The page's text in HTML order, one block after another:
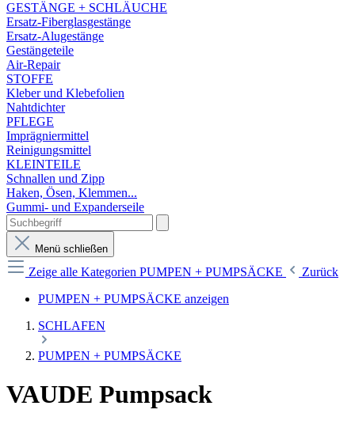
GESTÄNGE + SCHLÄUCHE
Ersatz-Fiberglasgestänge
Ersatz-Alugestänge
Gestängeteile
Air-Repair
STOFFE
Kleber und Klebefolien
Nahtdichter
PFLEGE
Imprägniermittel
Reinigungsmittel
KLEINTEILE
Schnallen und Zipp
Haken, Ösen, Klemmen...
Gummi- und Expanderseile
Menü schließen
Zeige alle Kategorien PUMPEN + PUMPSÄCKE
Zurück
PUMPEN + PUMPSÄCKE anzeigen
SCHLAFEN
PUMPEN + PUMPSÄCKE
VAUDE Pumpsack